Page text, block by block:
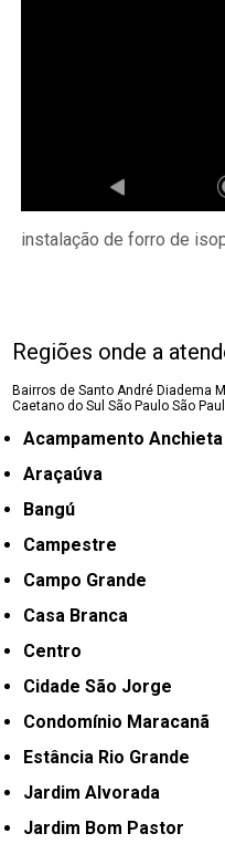
instalação de forro de
Regiões onde a
Bairros de Santo André Diadema
Caetano do SulSão Paulo São
Acampamento Anchieta
Araçaúva
Bangú
Campestre
Campo Grande
Casa Branca
Centro
Cidade São Jorge
Condomínio Maracanã
Estância Rio Grande
Jardim Alvorada
Jardim Bom Pastor